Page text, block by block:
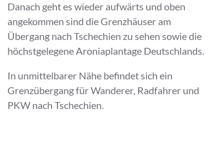
Danach geht es wieder aufwärts und oben
angekommen sind die Grenzhäuser am
Übergang nach Tschechien zu sehen sowie die
höchstgelegene Aroniaplantage Deutschlands.
In unmittelbarer Nähe befindet sich ein
Grenzübergang für Wanderer, Radfahrer und
PKW nach Tschechien.